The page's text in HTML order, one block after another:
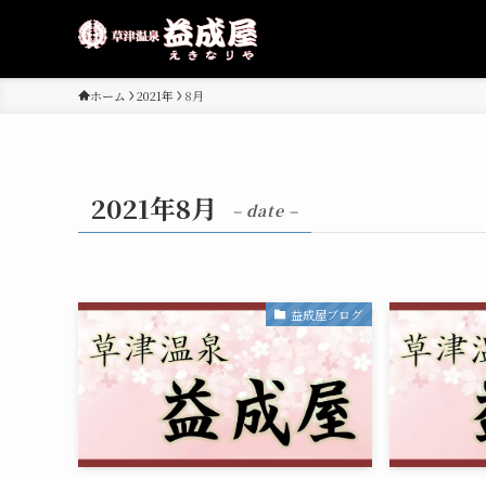
ホーム 2021年 8月
2021年8月 – date –
益成屋ブログ